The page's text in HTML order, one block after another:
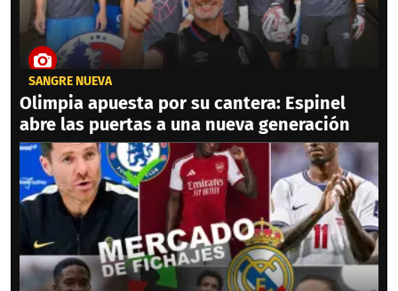
SANGRE NUEVA
Olimpia apuesta por su cantera: Espinel
abre las puertas a una nueva generación